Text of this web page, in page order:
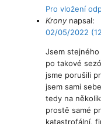
Pro vložení
Krony napsal:
02/05/2022
Jsem
po takové
jsme porušili
jsem sami
tedy na
prostě samé
katastrofální,